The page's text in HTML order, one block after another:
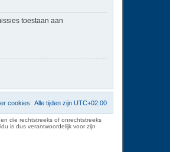
toestaan aan
Alle tijden zijn UTC+02:00
cookies
die rechtstreeks of onrechtstreeks
is dus verantwoordelijk voor zijn